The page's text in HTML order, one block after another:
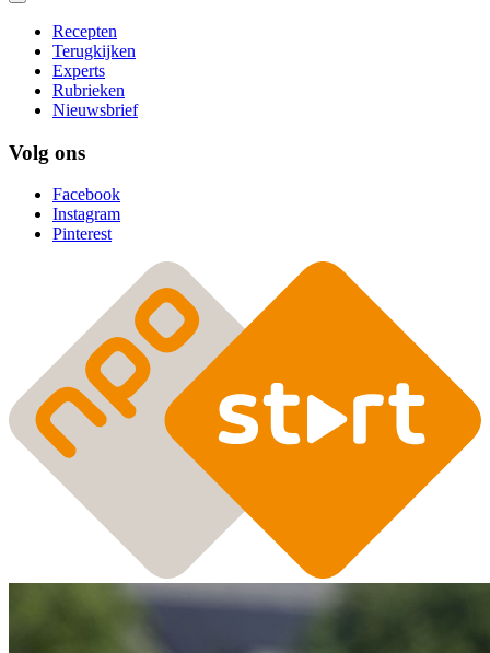
Recepten
Terugkijken
Experts
Rubrieken
Nieuwsbrief
Volg ons
Facebook
Instagram
Pinterest